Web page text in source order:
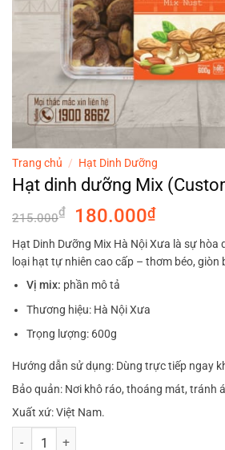
Trang chủ / Hạt Dinh Dưỡng
Hạt dinh dưỡng Mix
215.000₫
Giá
gốc
là:
215.000₫.
180.000₫Giá
hiện
tại
là:
Hạt Dinh Dưỡng Mix Hà Nội Xưa là sự hòa
loại hạt tự nhiên cao cấp – thơm béo, giòn
Vị mix: phần mô tả
Thương hiệu: Hà Nội Xưa
Trọng lượng: 600g
Hướng dẫn sử dụng: Dùng trực tiếp ngay
Bảo quản: Nơi khô ráo, thoáng mát, tránh
Xuất xứ: Việt Nam.
Hạt dinh dưỡng Mix (Custom Mix) số lượng